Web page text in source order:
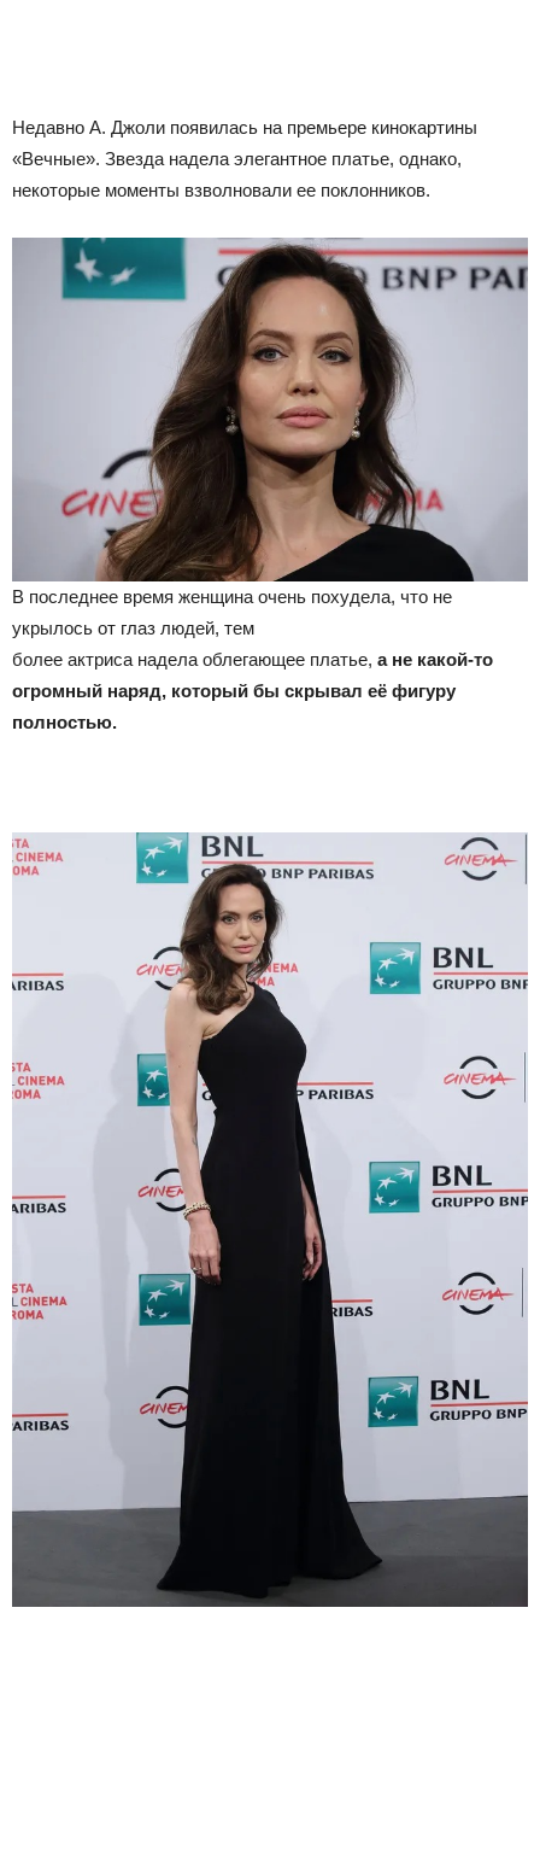
Недавно А. Джоли появилась на премьере кинокартины
«Вечные». Звезда надела элегантное платье, однако,
некоторые моменты взволновали ее поклонников.
В последнее время женщина очень похудела, что не
укрылось от глаз людей, тем
более актриса надела облегающее платье, а не какой-то
огромный наряд, который бы скрывал её фигуру
полностью.